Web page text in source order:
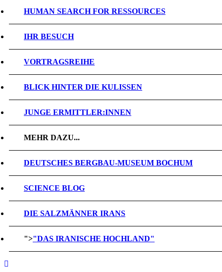
HUMAN SEARCH FOR RESSOURCES
IHR BESUCH
VORTRAGSREIHE
BLICK HINTER DIE KULISSEN
JUNGE ERMITTLER:INNEN
MEHR DAZU...
DEUTSCHES BERGBAU-MUSEUM BOCHUM
SCIENCE BLOG
DIE SALZMÄNNER IRANS
">"DAS IRANISCHE HOCHLAND"